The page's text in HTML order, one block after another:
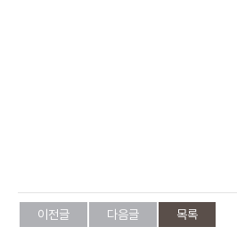
이전글 다음글 목록